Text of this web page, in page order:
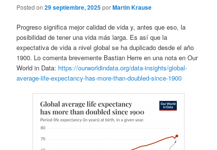
Posted on29 septiembre, 2025porMartin Krause
Progreso significa mejor calidad de vida y, antes que eso, la
posibilidad de tener una vida más larga. Es así que la
expectativa de vida a nivel global se ha duplicado desde el año
1900. Lo comenta brevemente Bastian Herre en una nota en Our
World in Data: https://ourworldindata.org/data-insights/global-
average-life-expectancy-has-more-than-doubled-since-1900